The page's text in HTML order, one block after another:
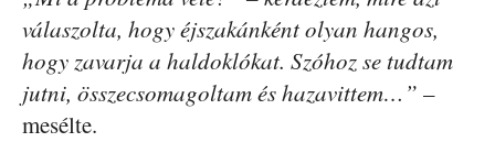
válaszolta, hogy éjszakánként olyan hangos,
hogy zavarja a haldoklókat. Szóhoz se tudtam
jutni, összecsomagoltam és hazavittem…” –
mesélte.